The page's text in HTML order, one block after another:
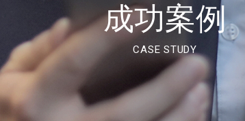
成功案例
CASE STUDY